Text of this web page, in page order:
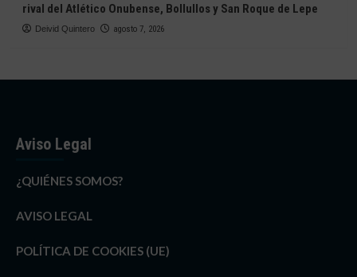
rival del Atlético Onubense, Bollullos y San Roque de Lepe
Deivid Quintero agosto 7, 2026
Aviso Legal
¿QUIÉNES SOMOS?
AVISO LEGAL
POLÍTICA DE COOKIES (UE)